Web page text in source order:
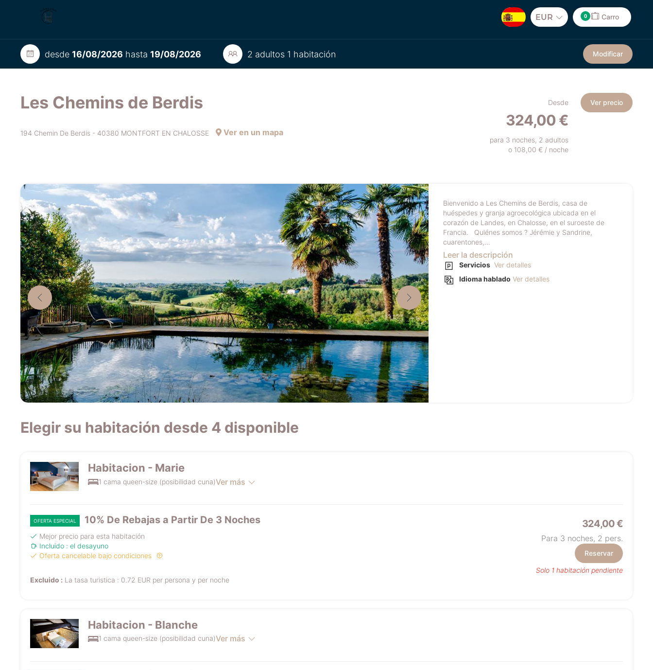
EUR 0 Carro
desde 16/08/2026 hasta 19/08/2026 2 adultos 1 habitación Modificar
Les Chemins de Berdis
194 Chemin De Berdis - 40380 MONTFORT EN CHALOSSE Ver en un mapa
Desde
324,00 €
para 3 noches, 2 adultos
o 108,00 € / noche
Ver precio
Bienvenido a Les Chemins de Berdis, casa de
huéspedes y granja agroecológica ubicada en el
corazón de Landes, en Chalosse, en el suroeste de
Francia. Quiénes somos ? Jérémie y Sandrine,
cuarentones,...
Leer la descripción
Servicios Ver detalles
Idioma hablado Ver detalles
Elegir su habitación desde 4 disponible
Habitacion - Marie
1 cama queen-size (posibilidad cuna)Ver más
OFERTA ESPECIAL 10% De Rebajas a Partir De 3 Noches
Mejor precio para esta habitación
Incluido : el desayuno
Oferta cancelable bajo condiciones
Excluido : La tasa turistica : 0.72 EUR per persona y per noche
324,00 €
Para 3 noches, 2 pers.
Reservar
Solo 1 habitación pendiente
Habitacion - Blanche
1 cama queen-size (posibilidad cuna)Ver más